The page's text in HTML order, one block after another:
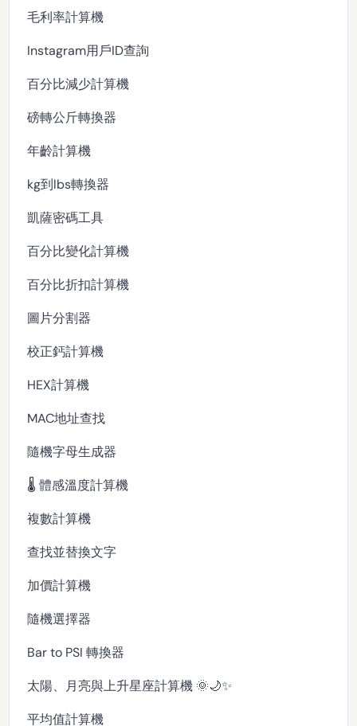
毛利率計算機
Instagram用戶ID查詢
百分比減少計算機
磅轉公斤轉換器
年齡計算機
kg到lbs轉換器
凱薩密碼工具
百分比變化計算機
百分比折扣計算機
圖片分割器
校正鈣計算機
HEX計算機
MAC地址查找
隨機字母生成器
🌡️ 體感溫度計算機
複數計算機
查找並替換文字
加價計算機
隨機選擇器
Bar to PSI 轉換器
太陽、月亮與上升星座計算機 🌞🌙✨
平均值計算機